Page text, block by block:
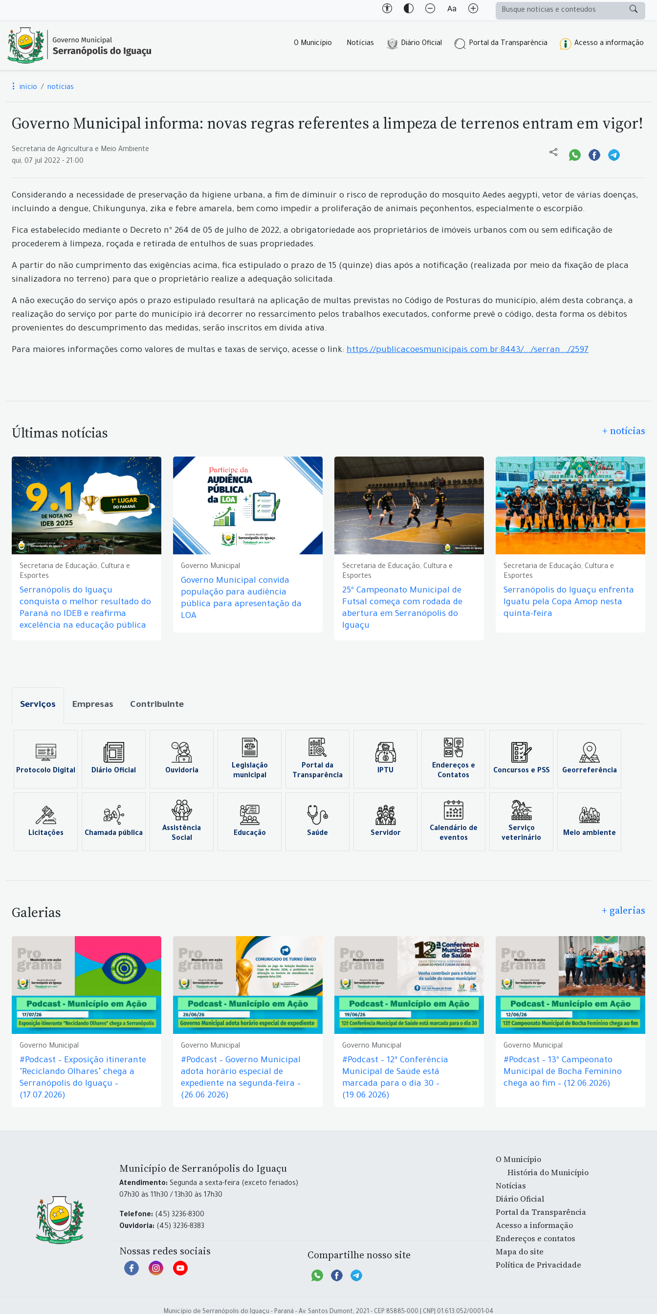
O Município Notícias Diário Oficial Portal da Transparência Acesso a informação
início notícias
Governo Municipal informa: novas regras referentes a limpeza de terrenos entram em vigor!
Secretaria de Agricultura e Meio Ambiente
qui, 07 jul 2022 - 21:00
Considerando a necessidade de preservação da higiene urbana, a fim de diminuir o risco de reprodução do mosquito Aedes aegypti, vetor de várias doenças,
incluindo a dengue, Chikungunya, zika e febre amarela, bem como impedir a proliferação de animais peçonhentos, especialmente o escorpião.
Fica estabelecido mediante o Decreto nº 264 de 05 de julho de 2022, a obrigatoriedade aos proprietários de imóveis urbanos com ou sem edificação de
procederem à limpeza, roçada e retirada de entulhos de suas propriedades.
A partir do não cumprimento das exigências acima, fica estipulado o prazo de 15 (quinze) dias após a notificação (realizada por meio da fixação de placa
sinalizadora no terreno) para que o proprietário realize a adequação solicitada.
A não execução do serviço após o prazo estipulado resultará na aplicação de multas previstas no Código de Posturas do município, além desta cobrança, a
realização do serviço por parte do município irá decorrer no ressarcimento pelos trabalhos executados, conforme prevê o código, desta forma os débitos
provenientes do descumprimento das medidas, serão inscritos em dívida ativa.
Para maiores informações como valores de multas e taxas de serviço, acesse o link: https://publicacoesmunicipais.com.br:8443/.../serran.../2597
Últimas notícias + notícias
Secretaria de Educação, Cultura e
Esportes
Serranópolis do Iguaçu
conquista o melhor resultado do
Paraná no IDEB e reafirma
excelência na educação pública
Governo Municipal
Governo Municipal convida
população para audiência
pública para apresentação da
LOA
Secretaria de Educação, Cultura e
Esportes
25º Campeonato Municipal de
Futsal começa com rodada de
abertura em Serranópolis do
Iguaçu
Secretaria de Educação, Cultura e
Esportes
Serranópolis do Iguaçu enfrenta
Iguatu pela Copa Amop nesta
quinta-feira
Serviços Empresas Contribuinte
Protocolo Digital Diário Oficial Ouvidoria
Legislação
municipal
Portal da
Transparência
IPTU
Endereços e
Contatos
Concursos e PSS Georreferência
Licitações Chamada pública
Assistência
Social
Educação Saúde Servidor
Calendário de
eventos
Serviço
veterinário
Meio ambiente
Galerias + galerias
Governo Municipal
#Podcast – Exposição itinerante
"Reciclando Olhares" chega a
Serranópolis do Iguaçu –
(17.07.2026)
Governo Municipal
#Podcast – Governo Municipal
adota horário especial de
expediente na segunda-feira –
(26.06.2026)
Governo Municipal
#Podcast – 12ª Conferência
Municipal de Saúde está
marcada para o dia 30 –
(19.06.2026)
Governo Municipal
#Podcast – 13º Campeonato
Municipal de Bocha Feminino
chega ao fim – (12.06.2026)
Município de Serranópolis do Iguaçu
Atendimento: Segunda a sexta-feira (exceto feriados)
07h30 às 11h30 / 13h30 às 17h30
Telefone: (45) 3236-8300
Ouvidoria: (45) 3236-8383
Nossas redes sociais Compartilhe nosso site
O Município
História do Município
Notícias
Diário Oficial
Portal da Transparência
Acesso a informação
Endereços e contatos
Mapa do site
Política de Privacidade
Município de Serranópolis do Iguaçu - Paraná - Av. Santos Dumont, 2021 - CEP 85885-000 | CNPJ 01.613.052/0001-04